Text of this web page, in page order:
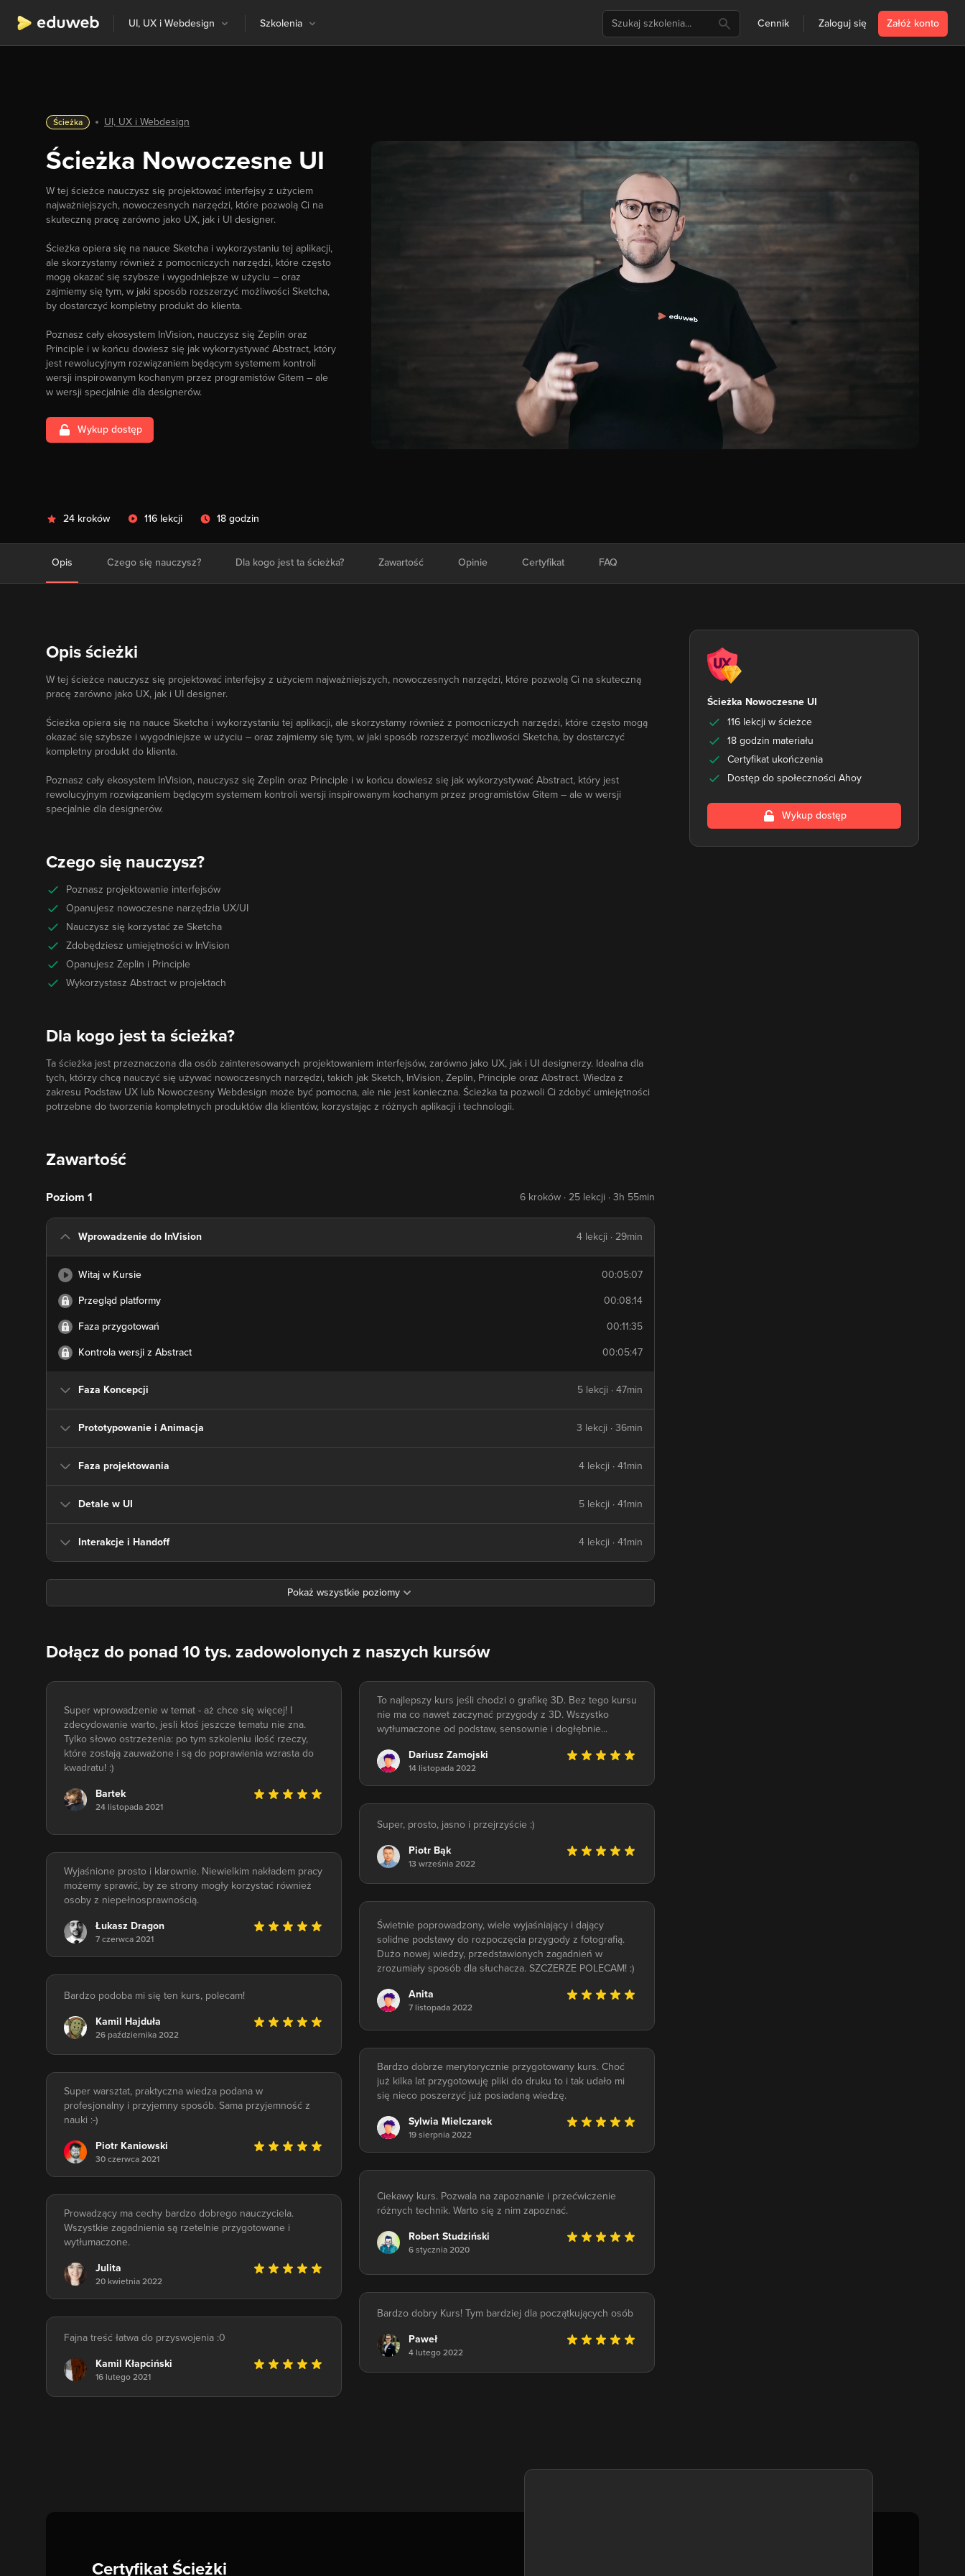
UI, UX i Webdesign Szkolenia Cennik Zaloguj się Załóż konto
Ścieżka UI, UX i Webdesign
Ścieżka Nowoczesne UI
W tej ścieżce nauczysz się projektować interfejsy z użyciem
najważniejszych, nowoczesnych narzędzi, które pozwolą Ci na
skuteczną pracę zarówno jako UX, jak i UI designer.
Ścieżka opiera się na nauce Sketcha i wykorzystaniu tej aplikacji,
ale skorzystamy również z pomocniczych narzędzi, które często
mogą okazać się szybsze i wygodniejsze w użyciu – oraz
zajmiemy się tym, w jaki sposób rozszerzyć możliwości Sketcha,
by dostarczyć kompletny produkt do klienta.
Poznasz cały ekosystem InVision, nauczysz się Zeplin oraz
Principle i w końcu dowiesz się jak wykorzystywać Abstract, który
jest rewolucyjnym rozwiązaniem będącym systemem kontroli
wersji inspirowanym kochanym przez programistów Gitem – ale
w wersji specjalnie dla designerów.
Wykup dostęp
24 kroków 116 lekcji 18 godzin
Opis Czego się nauczysz? Dla kogo jest ta ścieżka? Zawartość Opinie Certyfikat FAQ
Opis ścieżki
W tej ścieżce nauczysz się projektować interfejsy z użyciem najważniejszych, nowoczesnych narzędzi, które pozwolą Ci na skuteczną
pracę zarówno jako UX, jak i UI designer.
Ścieżka opiera się na nauce Sketcha i wykorzystaniu tej aplikacji, ale skorzystamy również z pomocniczych narzędzi, które często mogą
okazać się szybsze i wygodniejsze w użyciu – oraz zajmiemy się tym, w jaki sposób rozszerzyć możliwości Sketcha, by dostarczyć
kompletny produkt do klienta.
Poznasz cały ekosystem InVision, nauczysz się Zeplin oraz Principle i w końcu dowiesz się jak wykorzystywać Abstract, który jest
rewolucyjnym rozwiązaniem będącym systemem kontroli wersji inspirowanym kochanym przez programistów Gitem – ale w wersji
specjalnie dla designerów.
Czego się nauczysz?
Poznasz projektowanie interfejsów
Opanujesz nowoczesne narzędzia UX/UI
Nauczysz się korzystać ze Sketcha
Zdobędziesz umiejętności w InVision
Opanujesz Zeplin i Principle
Wykorzystasz Abstract w projektach
Dla kogo jest ta ścieżka?
Ta ścieżka jest przeznaczona dla osób zainteresowanych projektowaniem interfejsów, zarówno jako UX, jak i UI designerzy. Idealna dla
tych, którzy chcą nauczyć się używać nowoczesnych narzędzi, takich jak Sketch, InVision, Zeplin, Principle oraz Abstract. Wiedza z
zakresu Podstaw UX lub Nowoczesny Webdesign może być pomocna, ale nie jest konieczna. Ścieżka ta pozwoli Ci zdobyć umiejętności
potrzebne do tworzenia kompletnych produktów dla klientów, korzystając z różnych aplikacji i technologii.
Zawartość
Poziom 1 6 kroków · 25 lekcji · 3h 55min
Wprowadzenie do InVision 4 lekcji · 29min
Witaj w Kursie 00:05:07
Przegląd platformy 00:08:14
Faza przygotowań 00:11:35
Kontrola wersji z Abstract 00:05:47
Faza Koncepcji 5 lekcji · 47min
Prototypowanie i Animacja 3 lekcji · 36min
Faza projektowania 4 lekcji · 41min
Detale w UI 5 lekcji · 41min
Interakcje i Handoff 4 lekcji · 41min
Dołącz do ponad 10 tys. zadowolonych z naszych kursów
Super wprowadzenie w temat - aż chce się więcej! I
zdecydowanie warto, jesli ktoś jeszcze tematu nie zna.
Tylko słowo ostrzeżenia: po tym szkoleniu ilość rzeczy,
które zostają zauważone i są do poprawienia wzrasta do
kwadratu! :)
Bartek
24 listopada 2021
To najlepszy kurs jeśli chodzi o grafikę 3D. Bez tego kursu
nie ma co nawet zaczynać przygody z 3D. Wszystko
wytłumaczone od podstaw, sensownie i dogłębnie...
Dariusz Zamojski
14 listopada 2022
Super, prosto, jasno i przejrzyście :)
Piotr Bąk
13 września 2022
Wyjaśnione prosto i klarownie. Niewielkim nakładem pracy
możemy sprawić, by ze strony mogły korzystać również
osoby z niepełnosprawnością.
Łukasz Dragon
7 czerwca 2021
Świetnie poprowadzony, wiele wyjaśniający i dający
solidne podstawy do rozpoczęcia przygody z fotografią.
Dużo nowej wiedzy, przedstawionych zagadnień w
zrozumiały sposób dla słuchacza. SZCZERZE POLECAM! :)
Anita
7 listopada 2022
Bardzo podoba mi się ten kurs, polecam!
Kamil Hajduła
26 października 2022
Bardzo dobrze merytorycznie przygotowany kurs. Choć
już kilka lat przygotowuję pliki do druku to i tak udało mi
się nieco poszerzyć już posiadaną wiedzę.
Sylwia Mielczarek
19 sierpnia 2022
Super warsztat, praktyczna wiedza podana w
profesjonalny i przyjemny sposób. Sama przyjemność z
nauki :-)
Piotr Kaniowski
30 czerwca 2021
Ciekawy kurs. Pozwala na zapoznanie i przećwiczenie
różnych technik. Warto się z nim zapoznać.
Robert Studziński
6 stycznia 2020
Prowadzący ma cechy bardzo dobrego nauczyciela.
Wszystkie zagadnienia są rzetelnie przygotowane i
wytłumaczone.
Julita
20 kwietnia 2022
Bardzo dobry Kurs! Tym bardziej dla początkujących osób
Paweł
4 lutego 2022
Fajna treść łatwa do przyswojenia :0
Kamil Kłapciński
16 lutego 2021
Ścieżka Nowoczesne UI
116 lekcji w ścieżce
18 godzin materiału
Certyfikat ukończenia
Dostęp do społeczności Ahoy
Wykup dostęp
Certyfikat Ścieżki